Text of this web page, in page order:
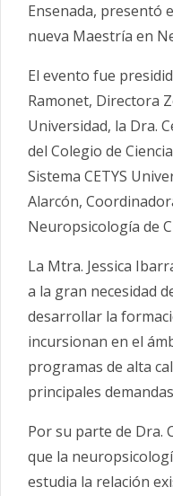
Ensenada, presentó
nueva Maestría en
El evento fue
Ramonet, Directora
Universidad, la Dra.
del Colegio de
Sistema CETYS
Alarcón,
Neuropsicología de
La Mtra. Jessica
a la gran necesidad
desarrollar la
incursionan en el
programas de alta
principales
Por su parte de Dra.
que la
estudia la relación